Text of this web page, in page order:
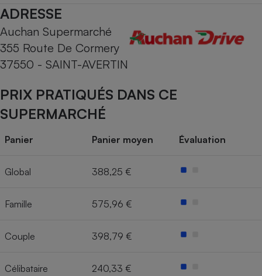
ADRESSE
Auchan Supermarché
355 Route De Cormery
37550 - SAINT-AVERTIN
PRIX PRATIQUÉS DANS CE
SUPERMARCHÉ
Panier Panier moyen Évaluation
Global 388,25 €
Famille 575,96 €
Couple 398,79 €
Célibataire 240,33 €
Cafetière à expressos